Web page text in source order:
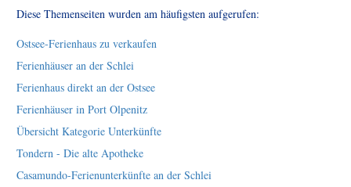
Diese Themenseiten wurden am häufigsten aufgerufen:
Ostsee-Ferienhaus zu verkaufen
Ferienhäuser an der Schlei
Ferienhaus direkt an der Ostsee
Ferienhäuser in Port Olpenitz
Übersicht Kategorie Unterkünfte
Tondern - Die alte Apotheke
Casamundo-Ferienunterkünfte an der Schlei